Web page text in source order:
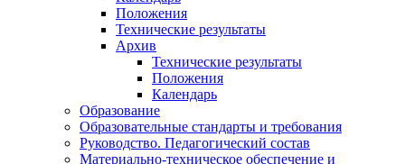
Положения
Технические результаты
Архив
Технические результаты
Положения
Календарь
Образование
Образовательные стандарты и требования
Руководство. Педагогический состав
Материально-техническое обеспечение и